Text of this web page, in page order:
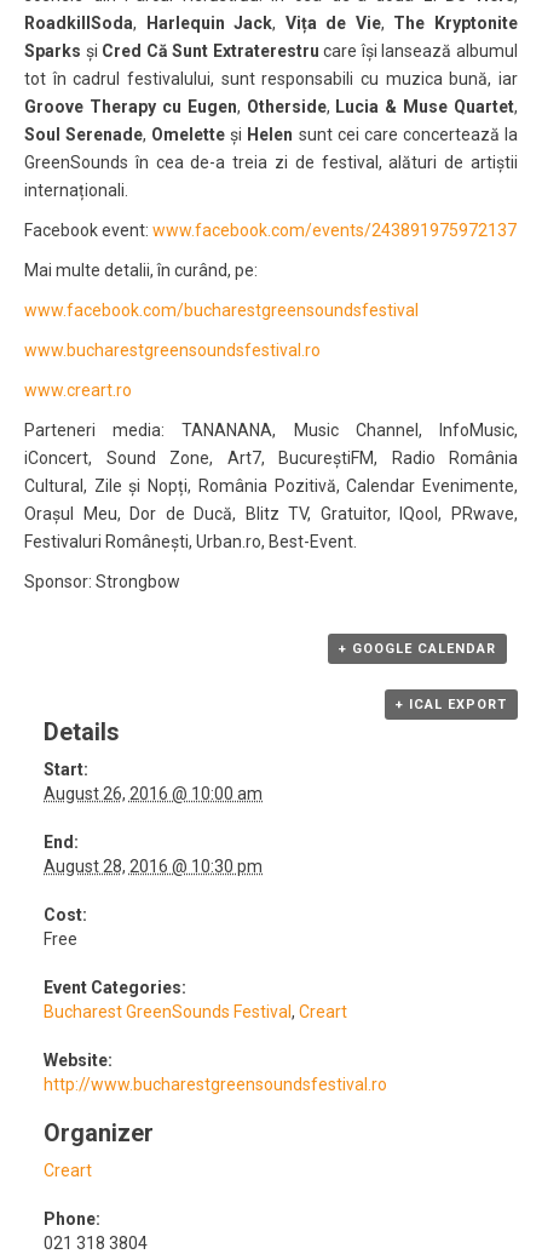
RoadkillSoda, Harlequin Jack, Vița de Vie, The Kryptonite
Sparks și Cred Că Sunt Extraterestrucare își lansează albumul
tot în cadrul festivalului, sunt responsabili cu muzica bună, iar
Groove Therapy cu Eugen, Otherside, Lucia & Muse Quartet,
Soul Serenade, Omelette și Helen sunt cei care concertează la
GreenSounds în cea de-a treia zi de festival, alături de artiștii
internaționali.
Facebook event: www.facebook.com/events/243891975972137
Mai multe detalii, în curând, pe:
www.facebook.com/bucharestgreensoundsfestival
www.bucharestgreensoundsfestival.ro
www.creart.ro
Parteneri media: TANANANA, Music Channel, InfoMusic,
iConcert, Sound Zone, Art7, BucureștiFM, Radio România
Cultural, Zile și Nopți, România Pozitivă, Calendar Evenimente,
Orașul Meu, Dor de Ducă, Blitz TV, Gratuitor, IQool, PRwave,
Festivaluri Românești, Urban.ro, Best-Event.
Sponsor: Strongbow
+ GOOGLE CALENDAR
+ ICAL EXPORT
Details
Start:
August 26, 2016 @ 10:00 am
End:
August 28, 2016 @ 10:30 pm
Cost:
Free
Event Categories:
Bucharest GreenSounds Festival,Creart
Website:
http://www.bucharestgreensoundsfestival.ro
Organizer
Creart
Phone:
021 318 3804